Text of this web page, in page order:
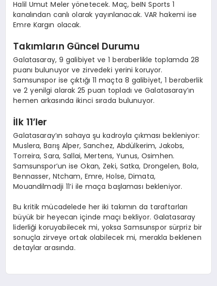
Halil Umut Meler yönetecek. Maç, beIN Sports 1
kanalından canlı olarak yayınlanacak. VAR hakemi ise
Emre Kargın olacak.
Takımların Güncel Durumu
Galatasaray, 9 galibiyet ve 1 beraberlikle toplamda 28
puanı bulunuyor ve zirvedeki yerini koruyor.
Samsunspor ise çıktığı 11 maçta 8 galibiyet, 1 beraberlik
ve 2 yenilgi alarak 25 puan topladı ve Galatasaray’ın
hemen arkasında ikinci sırada bulunuyor.
İlk 11’ler
Galatasaray’ın sahaya şu kadroyla çıkması bekleniyor:
Muslera, Barış Alper, Sanchez, Abdülkerim, Jakobs,
Torreira, Sara, Sallai, Mertens, Yunus, Osimhen.
Samsunspor’un ise Okan, Zeki, Satka, Drongelen, Bola,
Bennasser, Ntcham, Emre, Holse, Dimata,
Mouandilmadji 11’i ile maça başlaması bekleniyor.
Bu kritik mücadelede her iki takımın da taraftarları
büyük bir heyecan içinde maçı bekliyor. Galatasaray
liderliği koruyabilecek mi, yoksa Samsunspor sürpriz bir
sonuçla zirveye ortak olabilecek mi, merakla beklenen
detaylar arasında.